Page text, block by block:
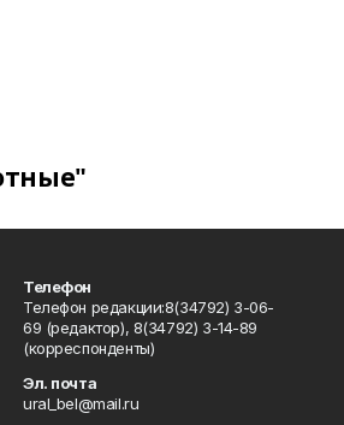
Телефон
Телефон редакции:8(34792) 3-06-
69 (редактор), 8(34792) 3-14-89
(корреспонденты)
Эл. почта
ural_bel@mail.ru